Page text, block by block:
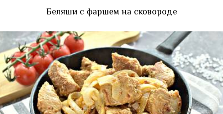
Беляши с фаршем на сковороде